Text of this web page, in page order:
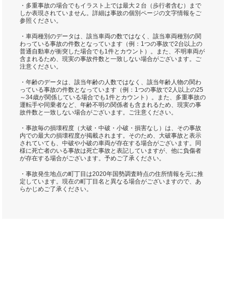
・多重事故の場合でもイラスト上では最大２台（歩行者含む）まで
しか表現されていません。詳細は事故の個別ページの文字情報をご
参照ください。
・車両種別のデータは、該当車両の数ではなく、該当車両種別の関
わっている事故の件数となっています（例：1つの事故で2台以上の
普通自動車が衝突した場合でも1件とカウント）。また、不明車両が
含まれるため、現実の事故件数と一致しない場合がございます。ご
注意ください。
・年齢のデータは、該当年齢の人数ではなく、該当年齢人物の関わ
っている事故の件数となっています（例：1つの事故で2人以上の25
～34歳が関係している場合でも1件とカウント）。また、多重事故の
運転手や同乗者など、年齢不明の関係者も含まれるため、現実の事
故件数と一致しない場合がございます。ご注意ください。
・事故毎の損壊程度（大破・中破・小破・損害なし）は、その事故
内での最大の損壊程度が掲載されます。そのため、大破事故と表示
されていても、中破や小破の車両が存在する場合がございます。同
様に死亡者のいる事故は死亡事故と表記していますが、他に負傷者
が存在する場合がございます。予めご了承ください。
・事故発生地点の町丁目は2020年国勢調査時点の住所情報を元に推
定しています。現在の町丁目名と異なる場合がございますので、あ
らかじめご了承ください。